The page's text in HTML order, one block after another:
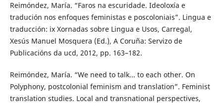
Reimóndez, María. “Faros na escuridade. Ideoloxía e
tradución nos enfoques feministas e poscoloniais”. Lingua e
traducción: ix Xornadas sobre Lingua e Usos, Carregal,
Xesús Manuel Mosquera (Ed.), A Coruña: Servizo de
Publicacións da ucd, 2012, pp. 163–182.
Reimóndez, María. “We need to talk... to each other. On
Polyphony, postcolonial feminism and translation”. Feminist
translation studies. Local and transnational perspectives,